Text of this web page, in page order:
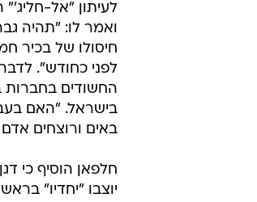
לעיתון "אל-חליג'"
ואמר לו: "תהיה
חיסולו של בכיר
לפני כחודש".
החשודים בחברות
בישראל. "האם
באים ורוצחים
חלפאן הוסיף כי
יוצבו "יחדיו"